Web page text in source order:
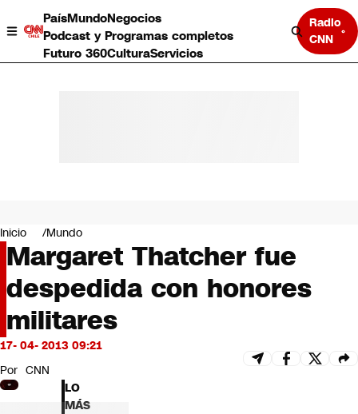
PaísMundoNegocios
Podcast y Programas completos
Futuro 360CulturaServicios
Radio
CNN
Negocios
Deportes
Programas completos
Cultura
Servicios
Bits
CNN tiempo
Futuro 360
Opinión
Inicio Mundo
Margaret Thatcher fue
despedida con honores
militares
17- 04- 2013 09:21
Por CNN
LO
MÁS